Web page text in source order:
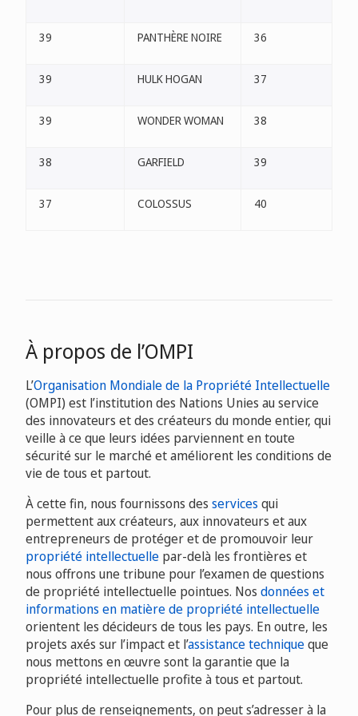
39 PANTHÈRE NOIRE 36
39 HULK HOGAN 37
39 WONDER WOMAN 38
38 GARFIELD 39
37 COLOSSUS 40
À propos de l’OMPI
L’Organisation Mondiale de la Propriété Intellectuelle
(OMPI) est l’institution des Nations Unies au service
des innovateurs et des créateurs du monde entier, qui
veille à ce que leurs idées parviennent en toute
sécurité sur le marché et améliorent les conditions de
vie de tous et partout.
À cette fin, nous fournissons des services qui
permettent aux créateurs, aux innovateurs et aux
entrepreneurs de protéger et de promouvoir leur
propriété intellectuelle par-delà les frontières et
nous offrons une tribune pour l’examen de questions
de propriété intellectuelle pointues. Nos données et
informations en matière de propriété intellectuelle
orientent les décideurs de tous les pays. En outre, les
projets axés sur l’impact et l’assistance techniqueque
nous mettons en œuvre sont la garantie que la
propriété intellectuelle profite à tous et partout.
Pour plus de renseignements, on peut s’adresser à la